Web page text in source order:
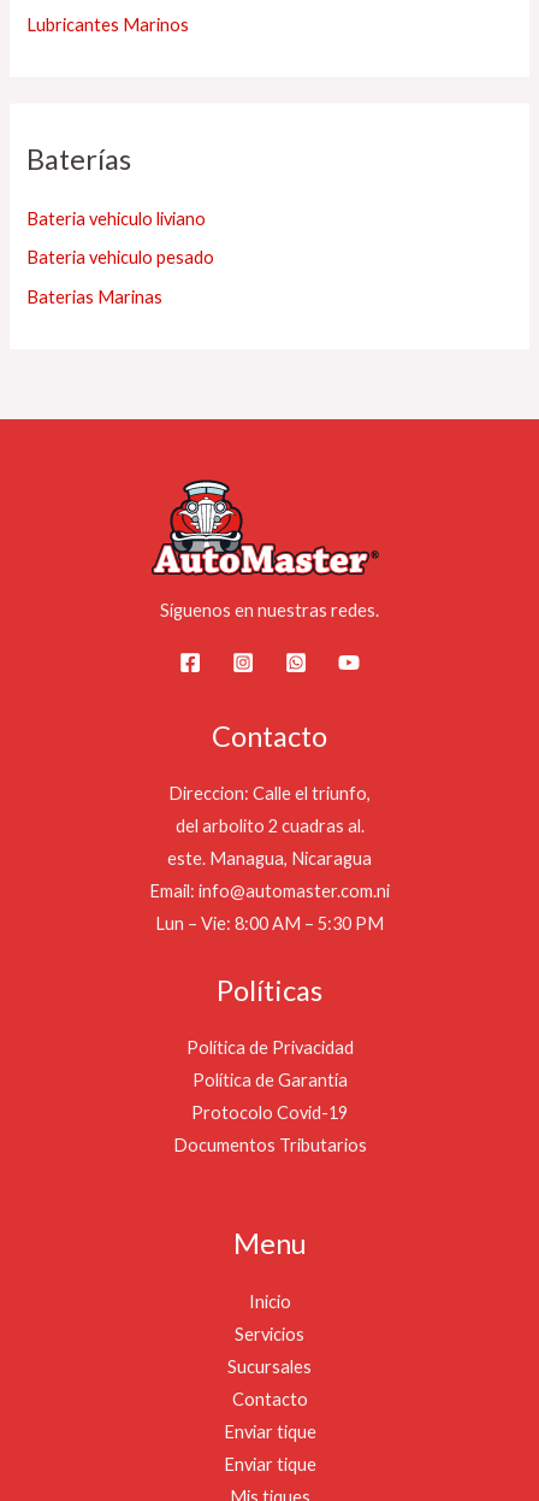
Lubricantes Marinos
Baterías
Bateria vehiculo liviano
Bateria vehiculo pesado
Baterias Marinas
Síguenos en nuestras redes.
Contacto
Direccion: Calle el triunfo,
del arbolito 2 cuadras al.
este. Managua, Nicaragua
Email: info@automaster.com.ni
Lun – Vie: 8:00 AM – 5:30 PM
Políticas
Política de Privacidad
Política de Garantía
Protocolo Covid-19
Documentos Tributarios
Menu
Inicio
Servicios
Sucursales
Contacto
Enviar tique
Enviar tique
Mis tiques